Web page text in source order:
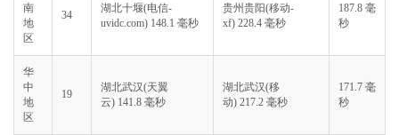
南
地
区
34
湖北十堰(电信-
uvidc.com) 148.1 毫秒
贵州贵阳(移动-
xf) 228.4 毫秒
187.8 毫
秒
华
中
地
区
19
湖北武汉(天翼
云) 141.8 毫秒
湖北武汉(移
动) 217.2 毫秒
171.7 毫
秒